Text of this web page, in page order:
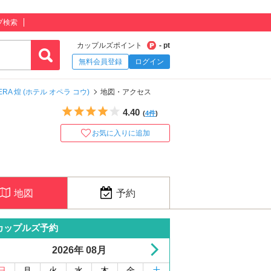
検索
カップルズポイント
- pt
無料会員登録
ログイン
煌 (ホテル オペラ コウ) 地図・アクセス
5つ星のうち4
4.40 (4件)
お気に入りに追加
地図 予約
ップルズ予約
2026年 08月